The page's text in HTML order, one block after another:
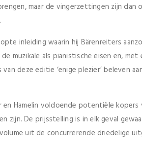
maar de vingerzettingen zijn dan
inleiding waarin hij Bärenreiters
muzikale als pianistische eisen en, met
deze editie ‘enige plezier’ beleven
Hamelin voldoende potentiële
zijn. De prijsstelling is in elk geval
uit de concurrerende driedelige